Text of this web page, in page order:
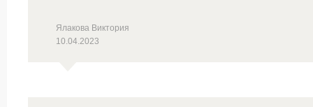
Ялакова Виктория
10.04.2023